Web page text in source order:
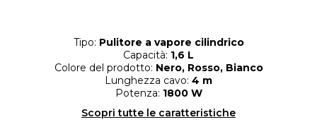
Tipo: Pulitore a vapore cilindrico
Capacità: 1,6 L
Colore del prodotto: Nero, Rosso, Bianco
Lunghezza cavo: 4 m
Potenza: 1800 W
Scopri tutte le caratteristiche